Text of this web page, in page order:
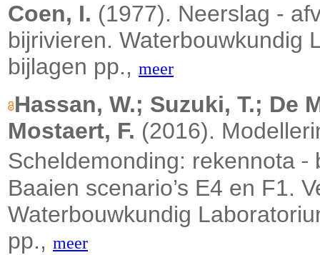
Coen, I. (1977). Neerslag -
bijrivieren. Waterbouwkundig
bijlagen pp., meer
Hassan, W.; Suzuki, T.; De
Mostaert, F. (2016).
Scheldemonding: rekennota ‐
Baaien scenario’s E4 en F1.
Waterbouwkundig
pp., meer